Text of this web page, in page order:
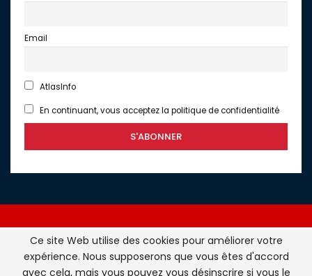
Email
AtlasInfo
En continuant, vous acceptez la politique de confidentialité
Atlasinfo.fr : l'essentiel de l'actualité de la France et du
Ce site Web utilise des cookies pour améliorer votre
expérience. Nous supposerons que vous êtes d'accord
avec cela, mais vous pouvez vous désinscrire si vous le